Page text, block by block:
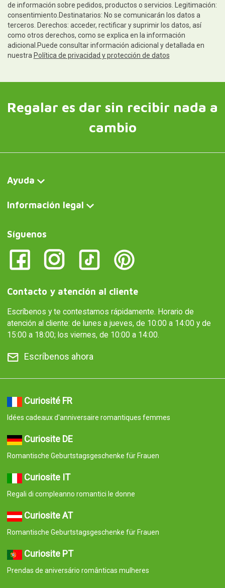
de información sobre pedidos, productos o servicios. Legitimación:
consentimiento.Destinatarios: No se comunicarán los datos a
terceros. Derechos: acceder, rectificar y suprimir los datos, así
como otros derechos, como se explica en la información
adicional.Puede consultar información adicional y detallada en
nuestra Política de privacidad y protección de datos
Regalar es dar sin recibir nada a
cambio
Ayuda
Información legal
Síguenos
Contacto y atención al cliente
Escríbenos y te contestamos rápidamente. Horario de
atención al cliente: de lunes a jueves, de 10:00 a 14:00 y de
15:00 a 18:00; los viernes, de 10:00 a 14:00.
Escríbenos ahora
Curiosité FR
Idées cadeaux d'anniversaire romantiques femmes
Curiosite DE
Romantische Geburtstagsgeschenke für Frauen
Curiosite IT
Regali di compleanno romantici le donne
Curiosite AT
Romantische Geburtstagsgeschenke für Frauen
Curiosite PT
Prendas de aniversário românticas mulheres